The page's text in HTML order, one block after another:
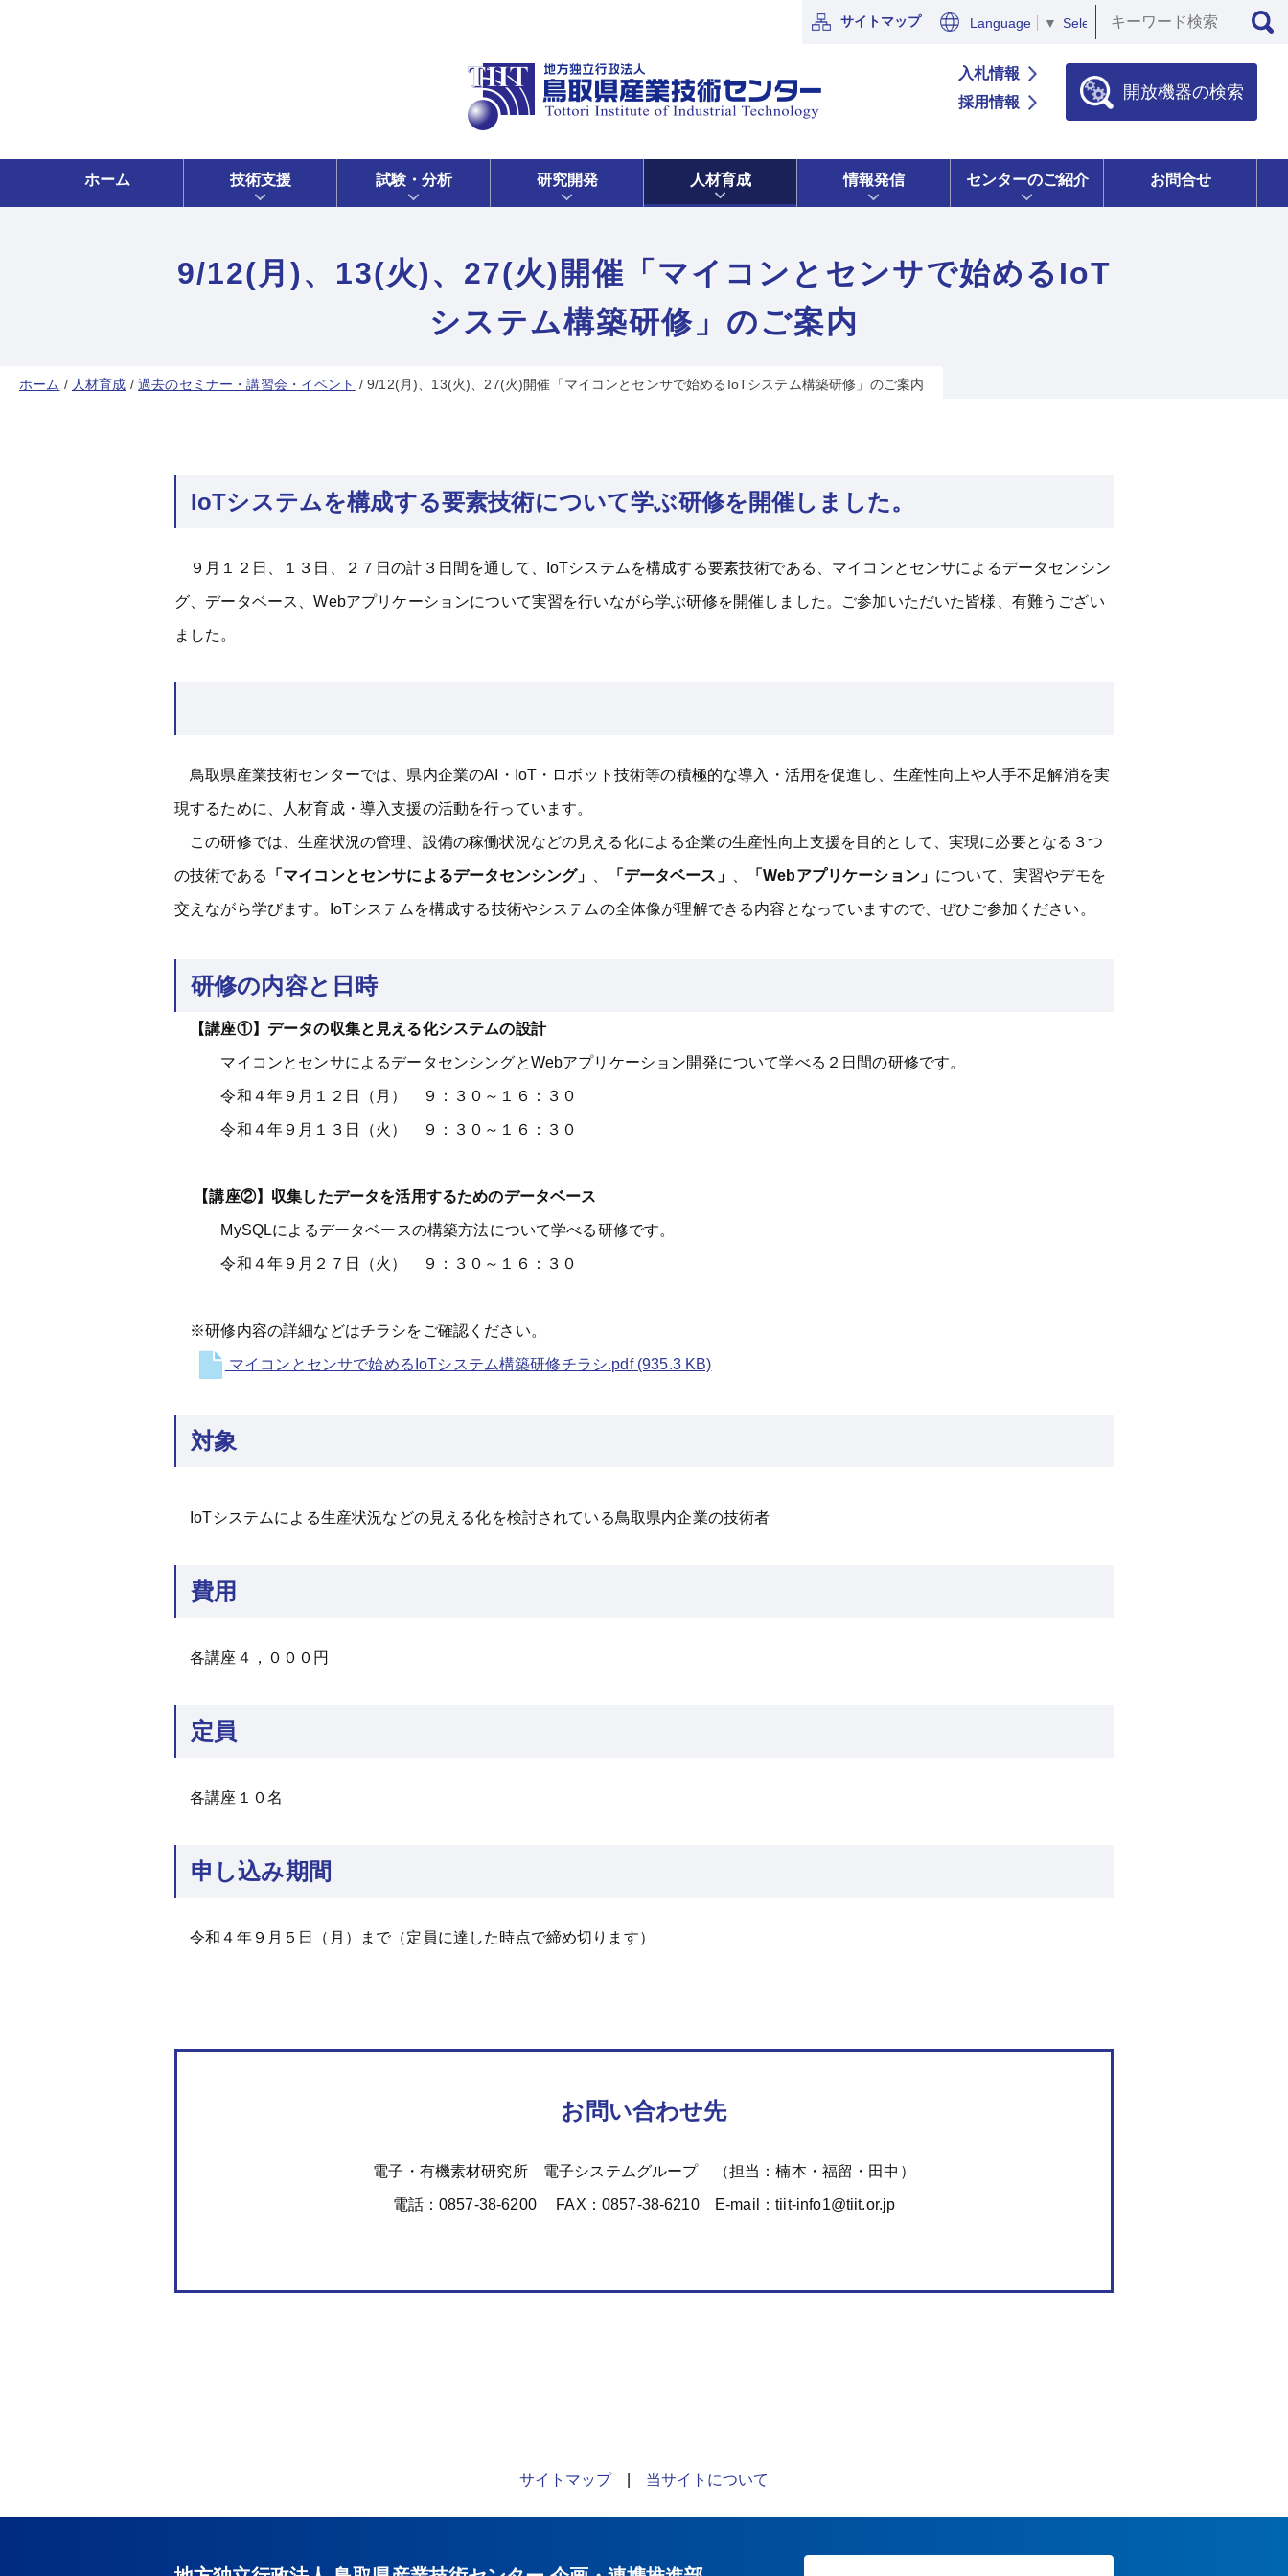
サイトマップ Language ▼ Select Language ▼
入札情報
採用情報
開放機器の検索
ホーム 技術支援 試験・分析 研究開発 人材育成 情報発信 センターのご紹介 お問合せ
9/12(月)、13(火)、27(火)開催「マイコンとセンサで始めるIoT
システム構築研修」のご案内
ホーム / 人材育成 /過去のセミナー・講習会・イベント /9/12(月)、13(火)、27(火)開催「マイコンとセンサで始めるIoTシステム構築研修」のご案内
IoTシステムを構成する要素技術について学ぶ研修を開催しました。
９月１２日、１３日、２７日の計３日間を通して、IoTシステムを構成する要素技術である、マイコンとセンサによるデータセンシン
グ、データベース、Webアプリケーションについて実習を行いながら学ぶ研修を開催しました。ご参加いただいた皆様、有難うござい
ました。
鳥取県産業技術センターでは、県内企業のAI ・IoT ・ロボット技術等の積極的な導入・活用を促進し、生産性向上や人手不足解消を実
現するために、人材育成・導入支援の活動を行っています。
この研修では、生産状況の管理、設備の稼働状況などの見える化による企業の生産性向上支援を目的として、実現に必要となる３つ
の技術である 「マイコンとセンサによるデータセンシング」 「データベース」 「Webアプリケーション」 について、実習やデモを
交えながら学びます。IoTシステムを構成する技術やシステムの全体像が理解できる内容となっていますので、ぜひご参加ください。
研修の内容と日時
【講座①】データの収集と見える化システムの設計
マイコンとセンサによるデータセンシングとWebアプリケーション開発について学べる２日間の研修です。
令和４年９月１２日（月） ９：３０～１６：３０
令和４年９月１３日（火） ９：３０～１６：３０
【講座②】収集したデータを活用するためのデータベース
MySQLによるデータベースの構築方法について学べる研修です。
令和４年９月２７日（火） ９：３０～１６：３０
※研修内容の詳細などはチラシをご確認ください。
マイコンとセンサで始めるIoTシステム構築研修チラシ.pdf (935.3 KB)
対象
IoTシステムによる生産状況などの見える化を検討されている鳥取県内企業の技術者
費用
各講座４，０００円
定員
各講座１０名
申し込み期間
令和４年９月５日（月）まで（定員に達した時点で締め切ります）
お問い合わせ先
電子・有機素材研究所 電子システムグループ （担当：楠本・福留・田中）
電話：0857-38-6200 FAX：0857-38-6210 E-mail：tiit-info1@tiit.or.jp
サイトマップ| 当サイトについて